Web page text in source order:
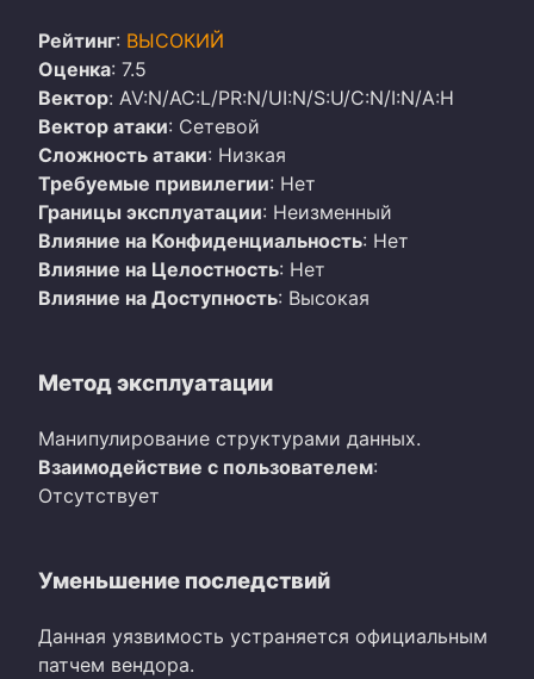
Рейтинг: ВЫСОКИЙ
Оценка: 7.5
Вектор: AV:N/AC:L/PR:N/UI:N/S:U/C:N/I:N/A:H
Вектор атаки: Сетевой
Сложность атаки: Низкая
Требуемые привилегии: Нет
Границы эксплуатации: Неизменный
Влияние на Конфиденциальность: Нет
Влияние на Целостность: Нет
Влияние на Доступность: Высокая
Метод эксплуатации
Манипулирование структурами данных.
Взаимодействие с пользователем:
Отсутствует
Уменьшение последствий
Данная уязвимость устраняется официальным
патчем вендора.